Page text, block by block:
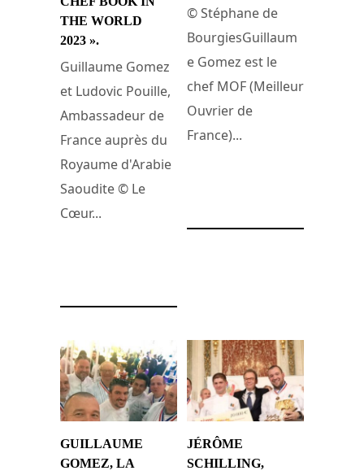
THE WORLD
2023 ».
Guillaume Gomez
et Ludovic Pouille,
Ambassadeur de
France auprès du
Royaume d'Arabie
Saoudite © Le
Cœur...
© Stéphane de
BourgiesGuillaum
e Gomez est le
chef MOF (Meilleur
Ouvrier de
France)...
GUILLAUME
GOMEZ, LA
JÉRÔME
SCHILLING,